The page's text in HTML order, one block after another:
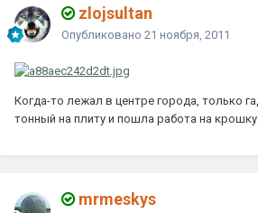
zlojsultan
Опубликовано 21 ноября, 2011
Когда-то лежал в центре города, только
тонный на плиту и пошла работа на
mrmeskys